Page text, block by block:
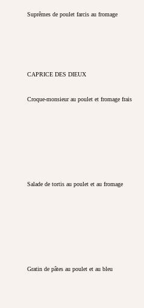
Suprêmes de poulet farcis au fromage
CAPRICE DES DIEUX
Croque-monsieur au poulet et fromage frais
Salade de tortis au poulet et au fromage
Gratin de pâtes au poulet et au bleu